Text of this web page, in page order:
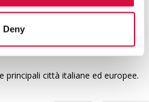
Deny
principali città italiane ed europee.